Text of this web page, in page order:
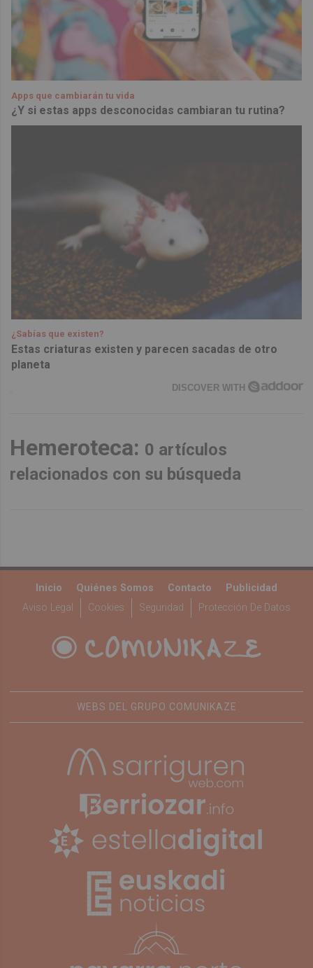
Apps que cambiarán tu vida
¿Y si estas apps desconocidas cambiaran tu rutina?
¿Sabías que existen?
Estas criaturas existen y parecen sacadas de otro
planeta
DISCOVER WITH
Hemeroteca: 0 artículos
relacionados con su búsqueda
Inicio Quiénes Somos Contacto
Publicidad
Aviso Legal
Cookies Seguridad Protección De Datos
WEBS DEL GRUPO COMUNIKAZE